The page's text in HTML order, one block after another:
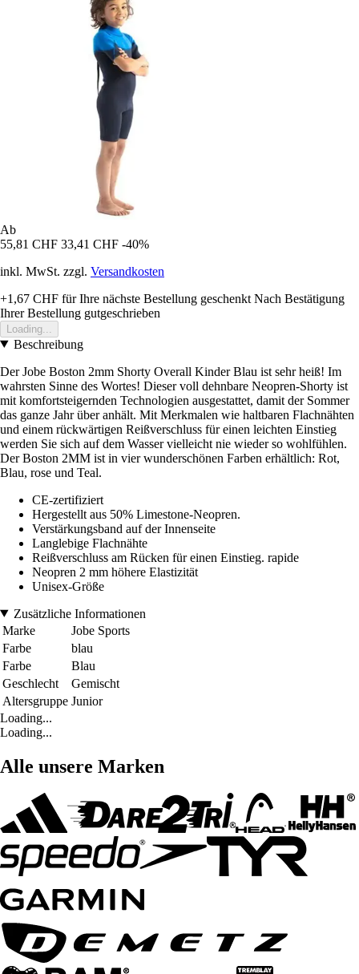
Ab
55,81 CHF 33,41 CHF -40%
inkl. MwSt. zzgl. Versandkosten
+1,67 CHF für Ihre nächste Bestellung geschenkt Nach Bestätigung
Ihrer Bestellung gutgeschrieben
Loading...
Beschreibung
Der Jobe Boston 2mm Shorty Overall Kinder Blau ist sehr heiß! Im
wahrsten Sinne des Wortes! Dieser voll dehnbare Neopren-Shorty ist
mit komfortsteigernden Technologien ausgestattet, damit der Sommer
das ganze Jahr über anhält. Mit Merkmalen wie haltbaren Flachnähten
und einem rückwärtigen Reißverschluss für einen leichten Einstieg
werden Sie sich auf dem Wasser vielleicht nie wieder so wohlfühlen.
Der Boston 2MM ist in vier wunderschönen Farben erhältlich: Rot,
Blau, rose und Teal.
CE-zertifiziert
Hergestellt aus 50% Limestone-Neopren.
Verstärkungsband auf der Innenseite
Langlebige Flachnähte
Reißverschluss am Rücken für einen Einstieg. rapide
Neopren 2 mm höhere Elastizität
Unisex-Größe
Zusätzliche Informationen
Marke
Jobe Sports
Farbe
blau
Farbe
Blau
Geschlecht
Gemischt
Altersgruppe Junior
Loading...
Loading...
Alle unsere Marken